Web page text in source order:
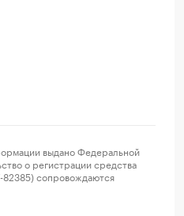
выдано Федеральной
о регистрации средства
сопровождаются